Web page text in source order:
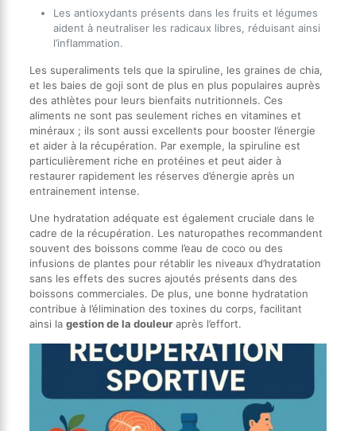
Les antioxydants présents dans les fruits et légumes
aident à neutraliser les radicaux libres, réduisant ainsi
l’inflammation.
Les superaliments tels que la spiruline, les graines de chia,
et les baies de goji sont de plus en plus populaires auprès
des athlètes pour leurs bienfaits nutritionnels. Ces
aliments ne sont pas seulement riches en vitamines et
minéraux ; ils sont aussi excellents pour booster l’énergie
et aider à la récupération. Par exemple, la spiruline est
particulièrement riche en protéines et peut aider à
restaurer rapidement les réserves d’énergie après un
entrainement intense.
Une hydratation adéquate est également cruciale dans le
cadre de la récupération. Les naturopathes recommandent
souvent des boissons comme l’eau de coco ou des
infusions de plantes pour rétablir les niveaux d’hydratation
sans les effets des sucres ajoutés présents dans des
boissons commerciales. De plus, une bonne hydratation
contribue à l’élimination des toxines du corps, facilitant
ainsi la gestion de la douleuraprès l’effort.